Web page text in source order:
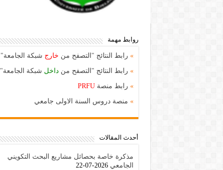
روابط مهمة
» رابط النتائج "التصفح من خارج شبكة الجامعة"
» رابط النتائج "التصفح منداخل شبكة الجامعة"
» رابط منصةPRFU
» منصة دروس السنة الاولى جامعي
أحدث المقالات
مذكرة خاصة بحصائل مشاريع البحث التكويني
الجامعي 2026-07-22